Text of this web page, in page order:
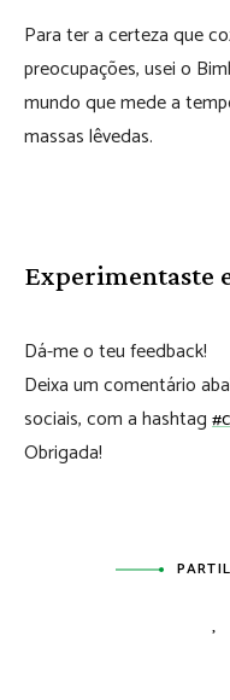
Para ter a certeza que
preocupações, usei o
mundo que mede a
massas lêvedas.
Experimentaste
Dá-me o teu feedback!
Deixa um comentário
sociais, com a hashtag
Obrigada!